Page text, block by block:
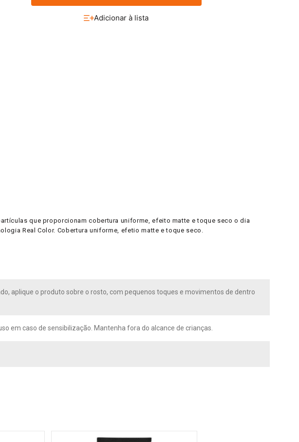
que proporcionam cobertura uniforme, efeito matte e toque seco o dia
Real Color. Cobertura uniforme, efetio matte e toque seco.
aplique o produto sobre o rosto, com pequenos toques e movimentos de dentro
em caso de sensibilização. Mantenha fora do alcance de crianças.